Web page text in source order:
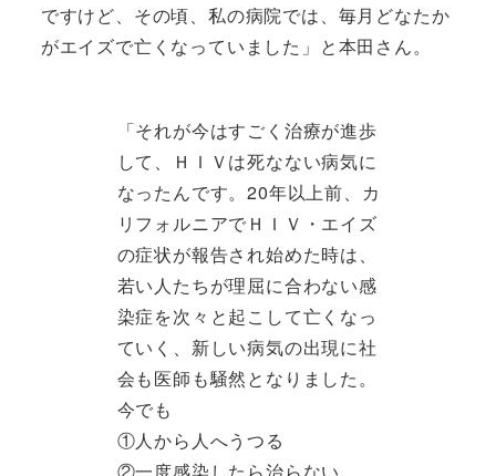
ですけど、その頃、私の病院では、毎月どなたか
がエイズで亡くなっていました」と本田さん。
「それが今はすごく治療が進歩
して、ＨＩＶは死なない病気に
なったんです。20年以上前、カ
リフォルニアでＨＩＶ・エイズ
の症状が報告され始めた時は、
若い人たちが理屈に合わない感
染症を次々と起こして亡くなっ
ていく、新しい病気の出現に社
会も医師も騒然となりました。
今でも
①人から人へうつる
②一度感染したら治らない